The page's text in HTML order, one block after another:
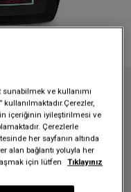
artık
ve kullanımı
kullanılmaktadır.Çerezler,
içeriğinin iyileştirilmesi ve
Çerezlerle
her sayfanın altında
alan bağlantı yoluyla her
için lütfen
Tıklayınız